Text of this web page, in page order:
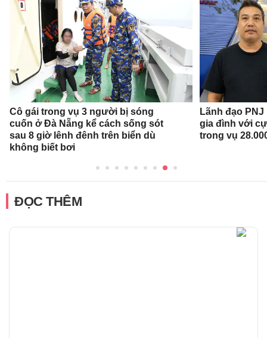
Cô gái trong vụ 3 người bị sóng
cuốn ở Đà Nẵng kể cách sống sót
sau 8 giờ lênh đênh trên biển dù
không biết bơi
Lãnh đạo
gia đình với
trong vụ
ĐỌC THÊM